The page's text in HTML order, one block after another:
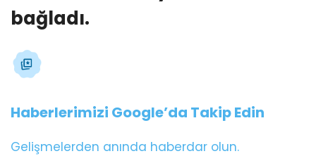
bağladı.
Haberlerimizi Google’da Takip Edin
Gelişmelerden anında haberdar olun.